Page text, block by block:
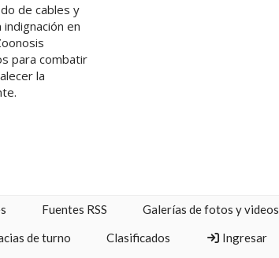
de cables y
en
para combatir
la
Fuentes RSS Galerías de fotos y videos
de turno
Clasificados Ingresar